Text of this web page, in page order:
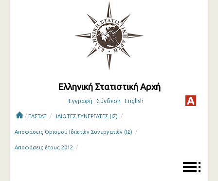
Ελληνική Στατιστική Αρχή
Εγγραφή Σύνδεση English
/ ΕΛΣΤΑΤ / ΙΔΙΩΤΕΣ ΣΥΝΕΡΓΑΤΕΣ (ΙΣ) /
Αποφάσεις Ορισμού Ιδιωτών Συνεργατών (ΙΣ) /
Αποφάσεις έτους 2012 /